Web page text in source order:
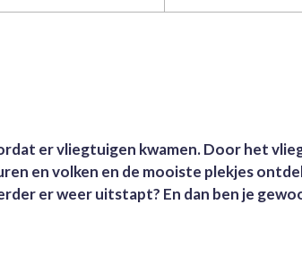
er vliegtuigen kwamen. Door het
en volken en de mooiste plekjes
er weer uitstapt? En dan ben je